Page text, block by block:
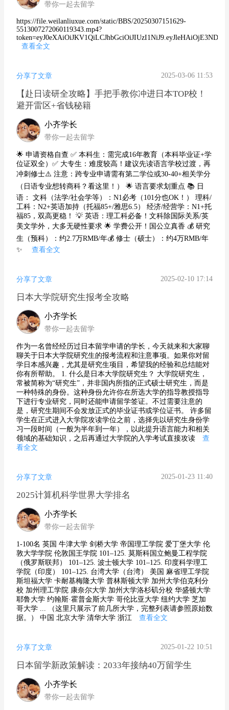
带你一起去留学
https://file.weilanliuxue.com/static/BBS/20250307151629-
5513007272060119343.mp4?
查看全文
分享了文章 2025-03-06 11:53
【赴日读研全攻略】手把手教你冲进日本TOP校！
避开雷区+省钱秘籍
小齐学长
带你一起去留学
🌟 申请资格自查 ✅ 本科生：需完成16年教育（本科毕业证+学
位证双全）✅ 大专生：难度较高！建议先读语言学校过渡，再
冲刺修士⚠️ 注意：跨专业申请需有第二学位或30-40+相关学分
（日语专业想转商科？看这里！） 🌟 语言要求划重点 📚 日
语： 文科（法学/社会学等）：N1必考（101分也OK！） 理科/
工科：N2+英语加持（托福85+/雅思6.5） 经济/经营学：N1+托
福85，双高更稳！ 💡 英语：理工科必备！文科除国际关系/英
美文学外，大多无硬性要求 🌟 学费公开！国公立真香 💰 研究
生（预科）：约2.7万RMB/年💰 修士（硕士）：约4万RMB/年
✨
查看全文
分享了文章 2025-02-10 17:14
日本大学院研究生报考全攻略
小齐学长
带你一起去留学
作为一名曾经经历过日本留学申请的学长，今天就来和大家聊
聊关于日本大学院研究生的报考流程和注意事项。如果你对留
学日本感兴趣，尤其是研究生项目，希望我的经验和总结能对
你有所帮助。 1. 什么是日本大学院研究生？ 大学院研究生，
常被简称为“研究生”，并非国内所指的正式硕士研究生，而是
一种特殊的身份。这种身份允许你在所选大学的指导教授指导
下进行专业研究，同时还能申请留学签证。不过需要注意的
是，研究生期间不会发放正式的毕业证书或学位证书。 许多留
学生在正式进入大学院攻读学位之前，选择先以研究生身份学
习一段时间（一般为半年到一年），以此提升语言能力和相关
领域的基础知识，之后再通过大学院的入学考试直接攻读
查
看全文
分享了文章 2025-01-23 11:40
2025计算机科学世界大学排名
小齐学长
带你一起去留学
1-100名 英国 牛津大学 剑桥大学 帝国理工学院 爱丁堡大学 伦
敦大学学院 伦敦国王学院 101–125. 莫斯科国立鲍曼工程学院
（俄罗斯联邦） 101–125. 波士顿大学 101–125. 印度科学理工
学院（印度） 101–125. 台湾大学（台湾） 美国 麻省理工学院
斯坦福大学 卡耐基梅隆大学 普林斯顿大学 加州大学伯克利分
校 加州理工学院 康奈尔大学 加州大学洛杉矶分校 华盛顿大学
耶鲁大学 约翰斯·霍普金斯大学 哥伦比亚大学 纽约大学 芝加
哥大学 ... （这里只展示了前几所大学，完整列表请参照原始数
据。） 中国 北京大学 清华大学 浙江
查看全文
分享了文章 2025-01-22 10:51
日本留学新政策解读：2033年接纳40万留学生
小齐学长
带你一起去留学